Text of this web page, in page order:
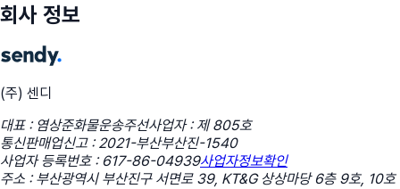
회사 정보
(주) 센디
대표 : 염상준화물운송주선사업자 : 제 805호
통신판매업신고 : 2021-부산부산진-1540
사업자 등록번호 : 617-86-04939사업자정보확인
주소 : 부산광역시 부산진구 서면로 39, KT&G 상상마당 6층 9호, 10호